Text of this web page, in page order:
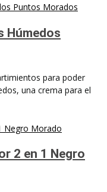
Húmedos
para poder
una crema para el
2 en 1 Negro